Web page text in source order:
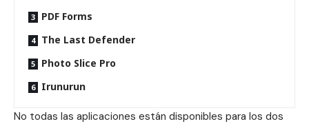
PDF Forms
The Last Defender
Photo Slice Pro
Irunurun
No todas las aplicaciones están disponibles para los dos